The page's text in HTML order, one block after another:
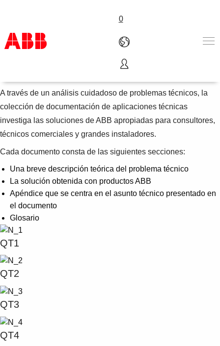
0
Productos & Soluciones
Industrias
Servicios
Sobre ABB
Dónde comprar
Carreras
Cuadernos de aplicaciones técnicas
A través de un análisis cuidadoso de problemas técnicos, la
colección de documentación de aplicaciones técnicas
investiga las soluciones de ABB apropiadas para consultores,
técnicos comerciales y grandes instaladores.
Cada documento consta de las siguientes secciones:
Una breve descripción teórica del problema técnico
La solución obtenida con productos ABB
Apéndice que se centra en el asunto técnico presentado en
el documento
Glosario
QT1
QT2
QT3
QT4